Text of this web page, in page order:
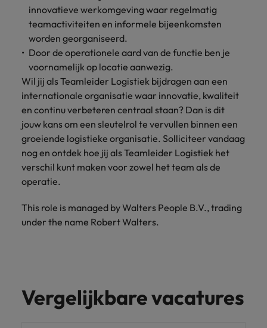
innovatieve werkomgeving waar regelmatig
teamactiviteiten en informele bijeenkomsten
worden georganiseerd.
Door de operationele aard van de functie ben je
voornamelijk op locatie aanwezig.
Wil jij als Teamleider Logistiek bijdragen aan een
internationale organisatie waar innovatie, kwaliteit
en continu verbeteren centraal staan? Dan is dit
jouw kans om een sleutelrol te vervullen binnen een
groeiende logistieke organisatie. Solliciteer vandaag
nog en ontdek hoe jij als Teamleider Logistiek het
verschil kunt maken voor zowel het team als de
operatie.
This role is managed by Walters People B.V., trading
under the name Robert Walters.
Vergelijkbare vacatures